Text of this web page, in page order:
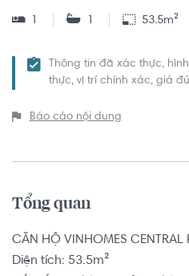
1 1 53.5m²
Thông tin đã xác thực,
thực, vị trí chính xác, giá
Báo cáo nội dung
Tổng quan
CĂN HỘ VINHOMES CENTRAL
Diện tích: 53.5m²